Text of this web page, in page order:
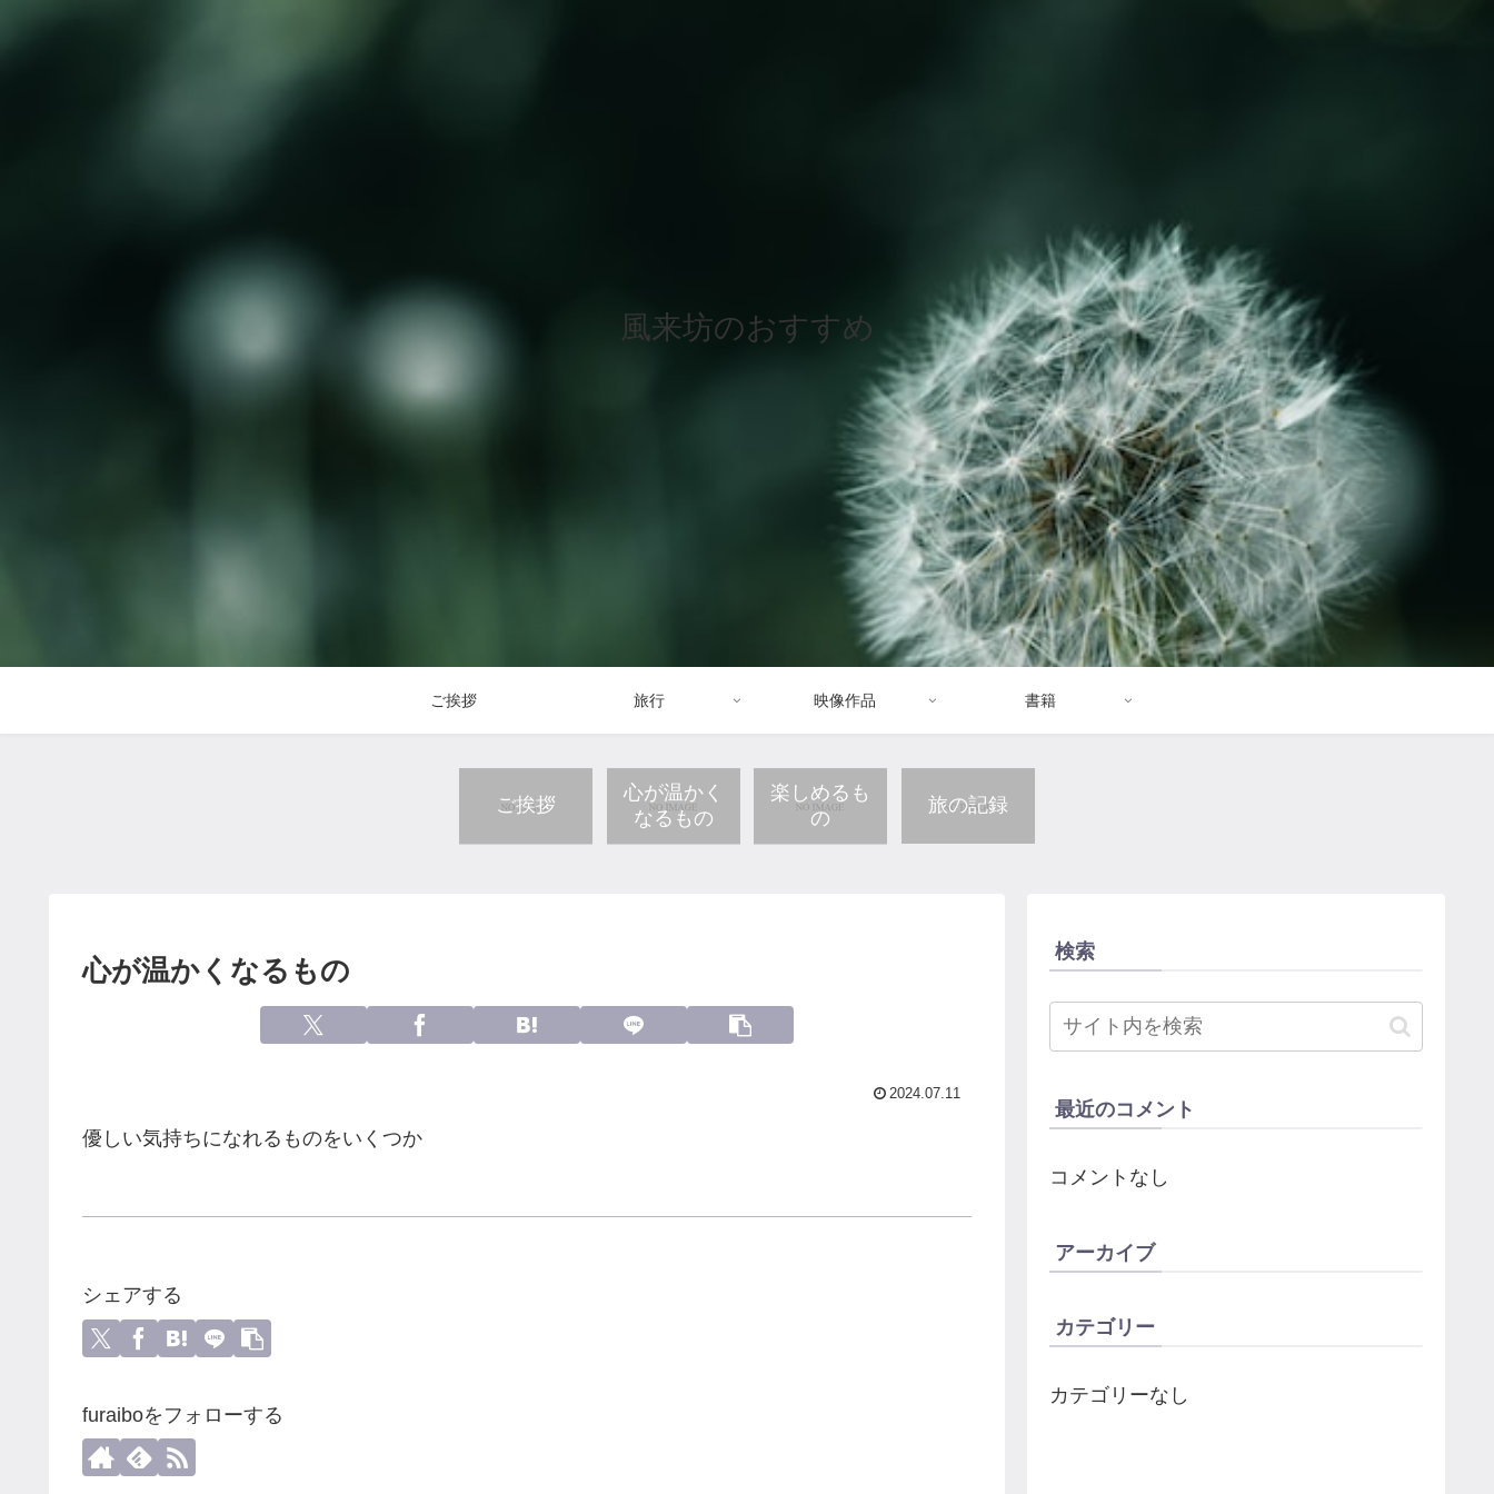
風来坊のおすすめ
ご挨拶 旅行 映像作品 書籍
ご挨拶
心が温かく
なるもの
楽しめるも
の
旅の記録
心が温かくなるもの
2024.07.11
優しい気持ちになれるものをいくつか
シェアする
furaiboをフォローする
検索
最近のコメント
コメントなし
アーカイブ
カテゴリー
カテゴリーなし